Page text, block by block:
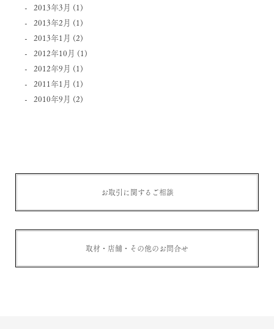
2013年3月 (1)
2013年2月 (1)
2013年1月 (2)
2012年10月 (1)
2012年9月 (1)
2011年1月 (1)
2010年9月 (2)
お取引に関するご相談
取材・店舗・その他のお問合せ